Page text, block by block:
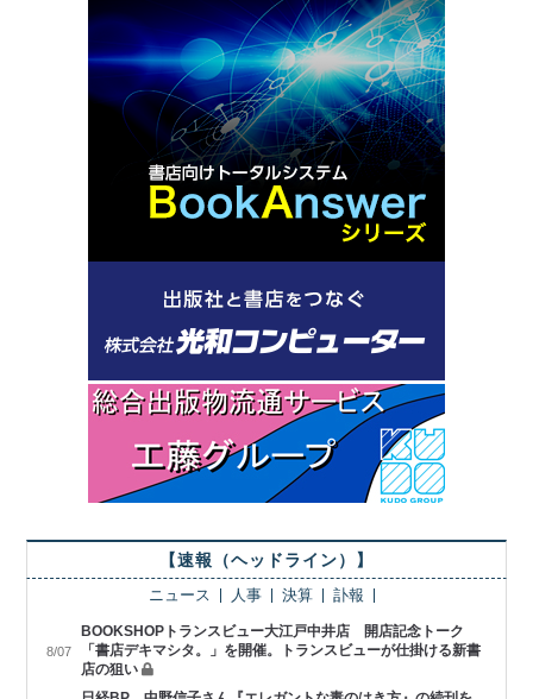
【速報（ヘッドライン）】
ニュース 人事 決算 訃報
8/07
BOOKSHOPトランスビュー大江戸中井店 開店記念トーク
「書店デキマシタ。」を開催。トランスビューが仕掛ける新書
店の狙い